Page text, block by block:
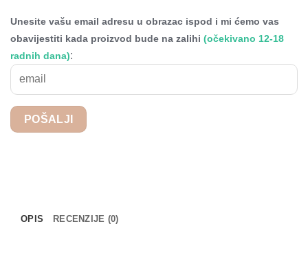
Unesite vašu email adresu u obrazac ispod i mi ćemo vas
obavijestiti kada proizvod bude na zalihi (očekivano 12-18
radnih dana):
OPIS RECENZIJE (0)